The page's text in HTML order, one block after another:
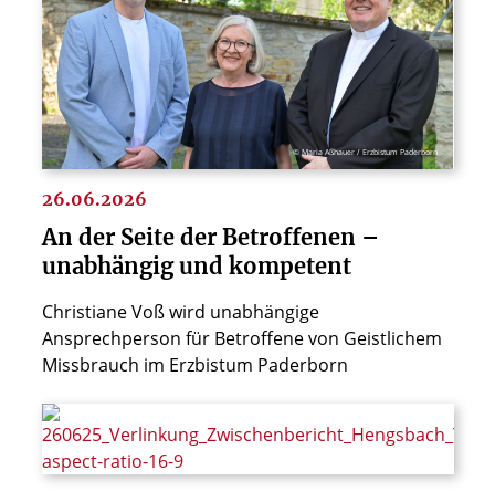
© Maria Aßhauer / Erzbistum Paderborn
26.06.2026
An der Seite der Betroffenen –
unabhängig und kompetent
Christiane Voß wird unabhängige
Ansprechperson für Betroffene von Geistlichem
Missbrauch im Erzbistum Paderborn